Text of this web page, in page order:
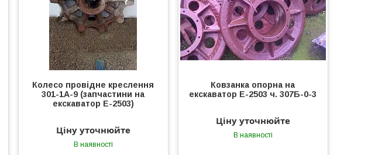
Колесо провідне креслення
301-1А-9 (запчастини на
екскаватор Е-2503)
Ціну уточнюйте
В наявності
Ковзанка опорна на
екскаватор Е-2503 ч. 307Б-0-3
Ціну уточнюйте
В наявності